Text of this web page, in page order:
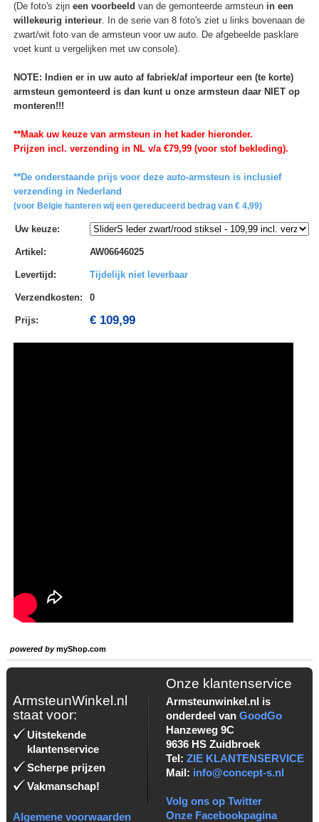
(De foto's zijn een voorbeeld van de gemonteerde armsteun in een
willekeurig interieur. In de serie van 8 foto's ziet u links bovenaan de
zwart/wit foto van de armsteun voor uw auto. De afgebeelde pasklare
voet kunt u vergelijken met uw console).
NOTE: Indien er in uw auto af fabriek/af importeur een (te korte)
armsteun gemonteerd is dan kunt u onze armsteun daar NIET op
monteren!!!
**Maak uw keuze van armsteun in het kader hieronder.
Prijzen incl. verzending in NL v/a €79,99 (voor stof bekleding).
**De onderstaande prijs voor deze auto-armsteun is inclusief
verzending in Nederland
(voor Belgie hanteren wij een gereduceerd bedrag van € 4,99)
Uw keuze:
Artikel : AW06646025
Levertijd : Tijdelijk niet leverbaar
Verzendkosten: 0
Prijs: € 109,99
powered bymyShop.com
ArmsteunWinkel.nl
staat voor:
Uitstekende
klantenservice
Scherpe prijzen
Vakmanschap!
Algemene voorwaarden
Onze klantenservice
Armsteunwinkel.nl is
onderdeel van GoodGo
Hanzeweg 9C
9636 HS Zuidbroek
Tel: ZIE KLANTENSERVICE
Mail: info@concept-s.nl
Volg ons op Twitter
Onze Facebookpagina